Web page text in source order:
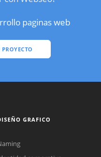
paginas web
GRAFICO